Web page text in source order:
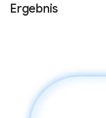
Ergebnis